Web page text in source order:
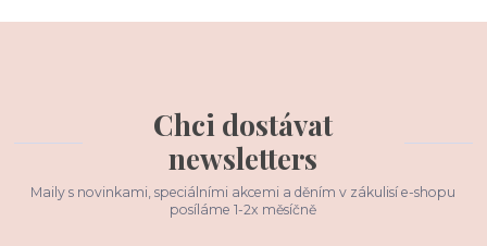
Chci dostávat
newsletters
Maily s novinkami, speciálními akcemi a děním v zákulisí e-shopu
posíláme 1-2x měsíčně